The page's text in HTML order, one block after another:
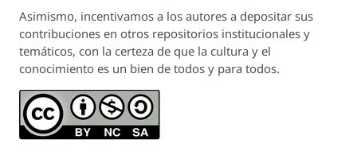
Asimismo, incentivamos a los autores a depositar sus
contribuciones en otros repositorios institucionales y
temáticos, con la certeza de que la cultura y el
conocimiento es un bien de todos y para todos.